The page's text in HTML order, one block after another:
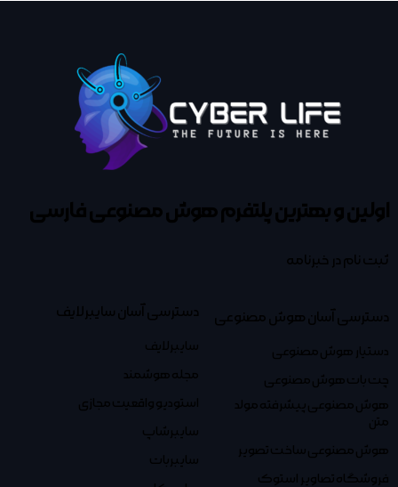
اولین و بهترین پلتفرمهوش مصنوعی فارسی
ثبت نام در خبرنامه
دسترسی آسان هوش مصنوعی
دستیار هوش مصنوعی
چت بات هوش مصنوعی
هوش مصنوعی پیشرفته مولد
متن
هوش مصنوعی ساخت تصویر
فروشگاه تصاویر استوک
دسترسی آسان سایبرلایف
سایبرلایف
مجله هوشمند
استودیو واقعیت مجازی
سایبرشاپ
سایبربات